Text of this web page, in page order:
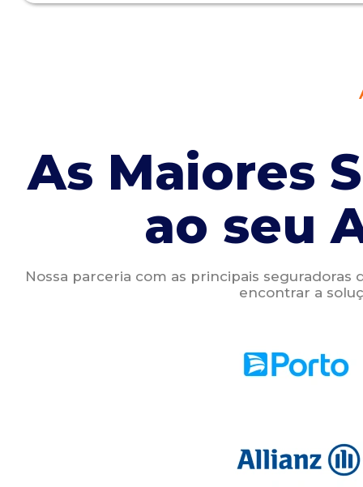
As Maiores
ao seu
Nossa parceria com as principais
encontrar a